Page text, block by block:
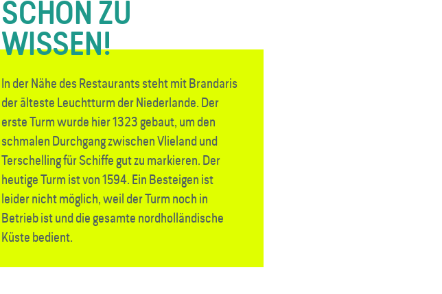
SCHÖN ZU
WISSEN!
In der Nähe des Restaurants steht mit Brandaris
der älteste Leuchtturm der Niederlande. Der
erste Turm wurde hier 1323 gebaut, um den
schmalen Durchgang zwischen Vlieland und
Terschelling für Schiffe gut zu markieren. Der
heutige Turm ist von 1594. Ein Besteigen ist
leider nicht möglich, weil der Turm noch in
Betrieb ist und die gesamte nordholländische
Küste bedient.